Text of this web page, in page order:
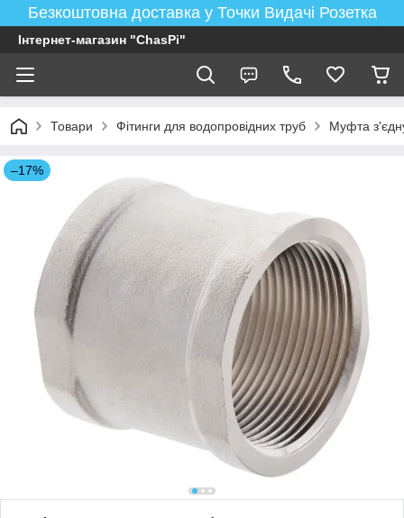
Безкоштовна доставка у Точки Видачі Розетка
Інтернет-магазин "ChasPi"
Товари Фітинги для водопровідних труб Муфта
–17%